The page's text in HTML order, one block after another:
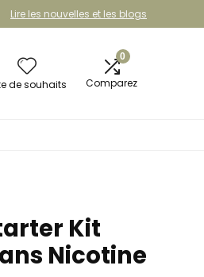
Lire les nouvelles et les blogs
de souhaits
0
Comparez
Kit
Nicotine